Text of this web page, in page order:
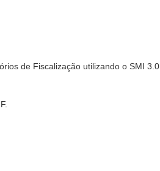
de Fiscalização utilizando o SMI 3.0.